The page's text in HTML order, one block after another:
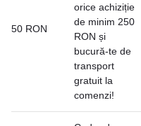
50 RON
orice achiziție
de minim 250
RON și
bucură-te de
transport
gratuit la
comenzi!